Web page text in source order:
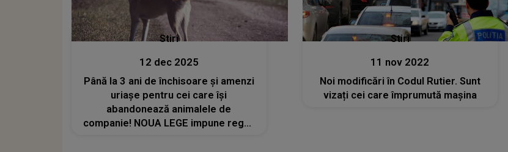
Stiri
12 dec 2025
Până la 3 ani de închisoare și amenzi
uriașe pentru cei care își
abandonează animalele de
companie! NOUA LEGE impune reguli
Stiri
11 nov 2022
Noi modificări în Codul Rutier. Sunt
vizați cei care împrumută maşina